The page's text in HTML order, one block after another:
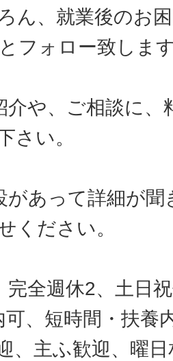
ん、就業後のお
フォロー致しま
介や、ご相談に
さい。
があって詳細が
ください。
完全週休2、土日
、短時間・扶養
、主ふ歓迎、曜